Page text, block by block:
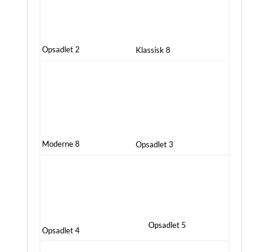
Opsadlet 2 Klassisk 8
Moderne 8 Opsadlet 3
Opsadlet 4
Opsadlet 5